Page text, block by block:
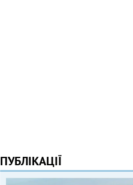
ПУБЛІКАЦІЇ